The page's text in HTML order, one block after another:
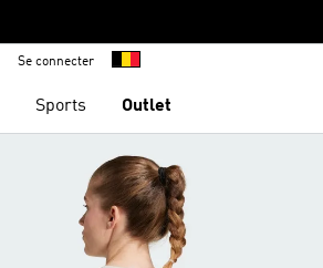
Se connecter
Sports Outlet